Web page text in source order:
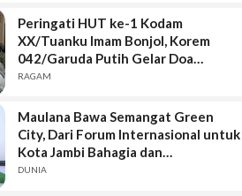
Peringati HUT ke-1 Kodam
XX/Tuanku Imam Bonjol, Korem
042/Garuda Putih Gelar Doa
Bersama
RAGAM
Maulana Bawa Semangat Green
City, Dari Forum Internasional untuk
Kota Jambi Bahagia dan
Berkelanjutan
DUNIA